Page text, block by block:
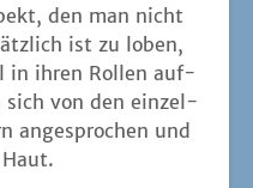
den man nicht
ist zu loben,
in ihren Rol­len auf­
sich von den ein­zel­
ange­spro­chen und